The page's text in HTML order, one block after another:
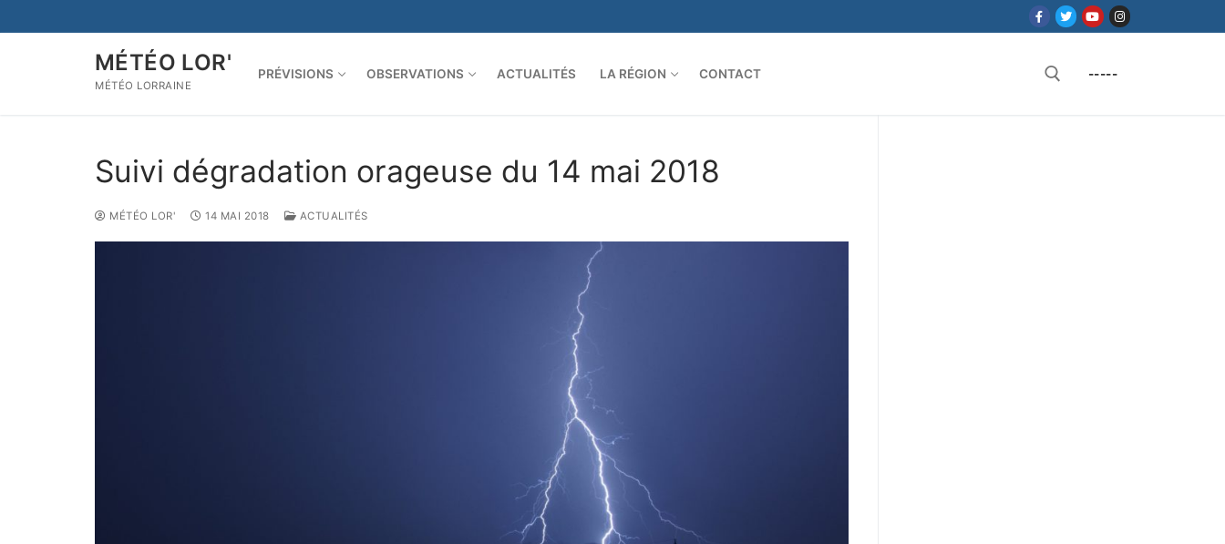
au
MÉTÉO LOR'
MÉTÉO LORRAINE
PRÉVISIONS OBSERVATIONS ACTUALITÉS LA RÉGION CONTACT -----
Suivi dégradation orageuse du 14 mai 2018
MÉTÉO LOR' 14 MAI 2018 ACTUALITÉS